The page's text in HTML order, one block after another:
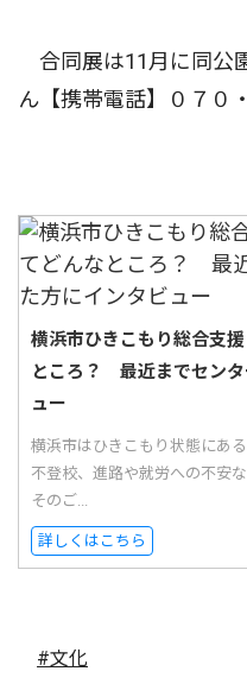
合同展は11月に同公
ん【携帯電話】０７０
横浜市ひきこもり総合支
ところ？ 最近までセン
ュー
横浜市はひきこもり状態にあ
不登校、進路や就労への不安
そのご...
詳しくはこちら
#文化